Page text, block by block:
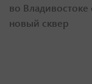
во Владивостоке
новый сквер